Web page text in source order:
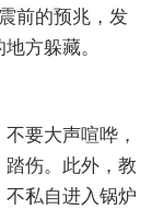
前的预兆，发
方躲藏。
要大声喧哗，
伤。此外，教
不私自进入锅炉